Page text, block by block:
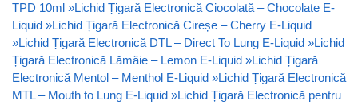
TPD 10ml »Lichid Țigară Electronică Ciocolată – Chocolate E-
Liquid »Lichid Țigară Electronică Cireșe – Cherry E-Liquid
»Lichid Țigară Electronică DTL – Direct To Lung E-Liquid »Lichid
Țigară Electronică Lămâie – Lemon E-Liquid »Lichid Țigară
Electronică Mentol – Menthol E-Liquid »Lichid Țigară Electronică
MTL – Mouth to Lung E-Liquid »Lichid Țigară Electronică pentru